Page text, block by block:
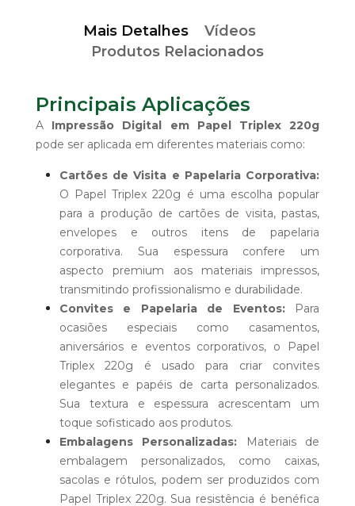
Mais Detalhes
Vídeos
Produtos Relacionados
Principais Aplicações
A Impressão Digital em Papel Triplex 220g
pode ser aplicada em diferentes materiais como:
Cartões de Visita e Papelaria Corporativa:
O Papel Triplex 220g é uma escolha popular
para a produção de cartões de visita, pastas,
envelopes e outros itens de papelaria
corporativa. Sua espessura confere um
aspecto premium aos materiais impressos,
transmitindo profissionalismo e durabilidade.
Convites e Papelaria de Eventos:Para
ocasiões especiais como casamentos,
aniversários e eventos corporativos, o Papel
Triplex 220g é usado para criar convites
elegantes e papéis de carta personalizados.
Sua textura e espessura acrescentam um
toque sofisticado aos produtos.
Embalagens Personalizadas: Materiais de
embalagem personalizados, como caixas,
sacolas e rótulos, podem ser produzidos com
Papel Triplex 220g. Sua resistência é benéfica